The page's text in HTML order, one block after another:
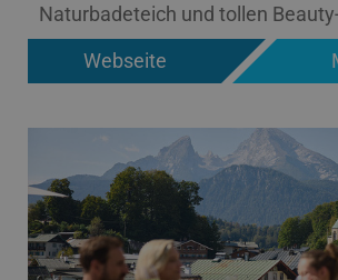
Naturbadeteich und tollen
Webseite